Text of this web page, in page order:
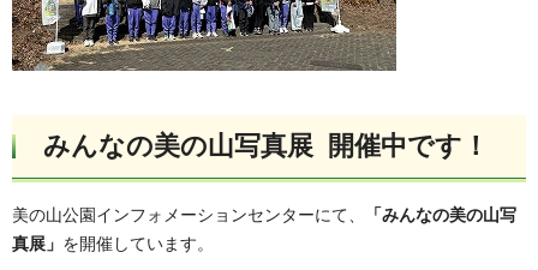
みんなの美の山写真展 開催中です！
美の山公園インフォメーションセンターにて、
「みんなの美の山写
真展」 を開催しています。